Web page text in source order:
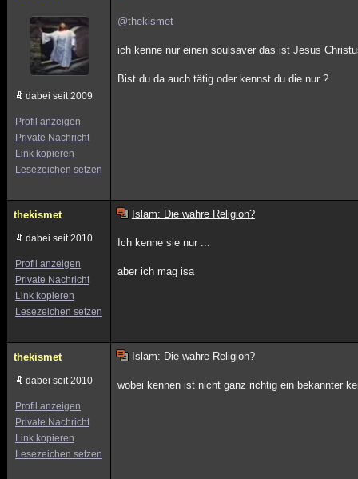
dabei seit 2009
Profil anzeigen
Private Nachricht
Link kopieren
Lesezeichen setzen
@thekismet
ich kenne nur einen soulsaver das ist Jesus
Bist du da auch tätig oder kennst du die nur ?
thekismet
dabei seit 2010
Profil anzeigen
Private Nachricht
Link kopieren
Lesezeichen setzen
Islam: Die wahre Religion?
Ich kenne sie nur ...
aber ich mag isa
thekismet
dabei seit 2010
Profil anzeigen
Private Nachricht
Link kopieren
Lesezeichen setzen
Islam: Die wahre Religion?
wobei kennen ist nicht ganz richtig ein bekannter